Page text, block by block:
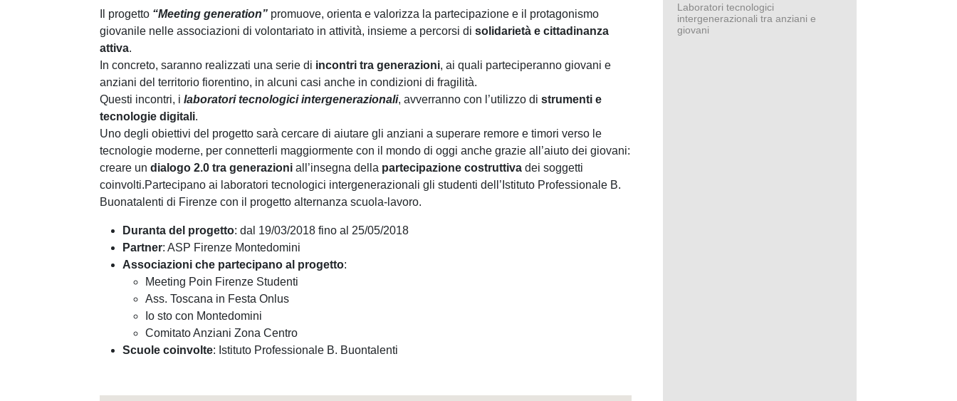
Il progetto “Meeting generation” promuove, orienta e valorizza la partecipazione e il protagonismo
giovanile nelle associazioni di volontariato in attività, insieme a percorsi di solidarietà e cittadinanza
attiva.
In concreto, saranno realizzati una serie di incontri tra generazioni, ai quali parteciperanno giovani e
anziani del territorio fiorentino, in alcuni casi anche in condizioni di fragilità.
Questi incontri, i laboratori tecnologici intergenerazionali, avverranno con l’utilizzo di strumenti e
tecnologie digitali.
Uno degli obiettivi del progetto sarà cercare di aiutare gli anziani a superare remore e timori verso le
tecnologie moderne, per connetterli maggiormente con il mondo di oggi anche grazie all’aiuto dei giovani:
creare un dialogo 2.0 tra generazioni all’insegna della partecipazione costruttiva dei soggetti
coinvolti.Partecipano ai laboratori tecnologici intergenerazionali gli studenti dell’Istituto Professionale B.
Buonatalenti di Firenze con il progetto alternanza scuola-lavoro.
Duranta del progetto: dal 19/03/2018 fino al 25/05/2018
Partner: ASP Firenze Montedomini
Associazioni che partecipano al progetto:
Meeting Poin Firenze Studenti
Ass. Toscana in Festa Onlus
Io sto con Montedomini
Comitato Anziani Zona Centro
Scuole coinvolte: Istituto Professionale B. Buontalenti
Laboratori tecnologici
intergenerazionali tra anziani e
giovani